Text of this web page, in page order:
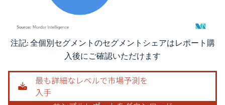
画像 © Mordor Intelligence。再利用にはCC BY 4.0の表示が必要です。
注記: 全個別セグメントのセグメントシェアはレポート購
入後にご確認いただけます